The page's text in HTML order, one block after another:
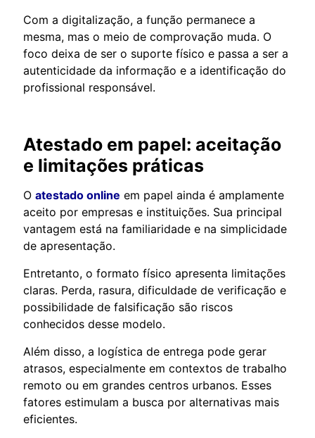
Com a digitalização, a função permanece a
mesma, mas o meio de comprovação muda. O
foco deixa de ser o suporte físico e passa a ser a
autenticidade da informação e a identificação do
profissional responsável.
Atestado em papel: aceitação
e limitações práticas
O atestado online em papel ainda é amplamente
aceito por empresas e instituições. Sua principal
vantagem está na familiaridade e na simplicidade
de apresentação.
Entretanto, o formato físico apresenta limitações
claras. Perda, rasura, dificuldade de verificação e
possibilidade de falsificação são riscos
conhecidos desse modelo.
Além disso, a logística de entrega pode gerar
atrasos, especialmente em contextos de trabalho
remoto ou em grandes centros urbanos. Esses
fatores estimulam a busca por alternativas mais
eficientes.